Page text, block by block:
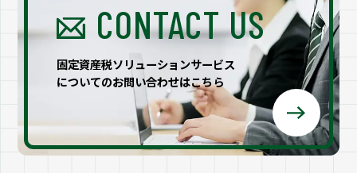
CONTACT US
固定資産税ソリューションサービス
についてのお問い合わせはこちら